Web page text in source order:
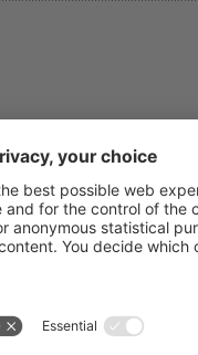
und Steuerberater,